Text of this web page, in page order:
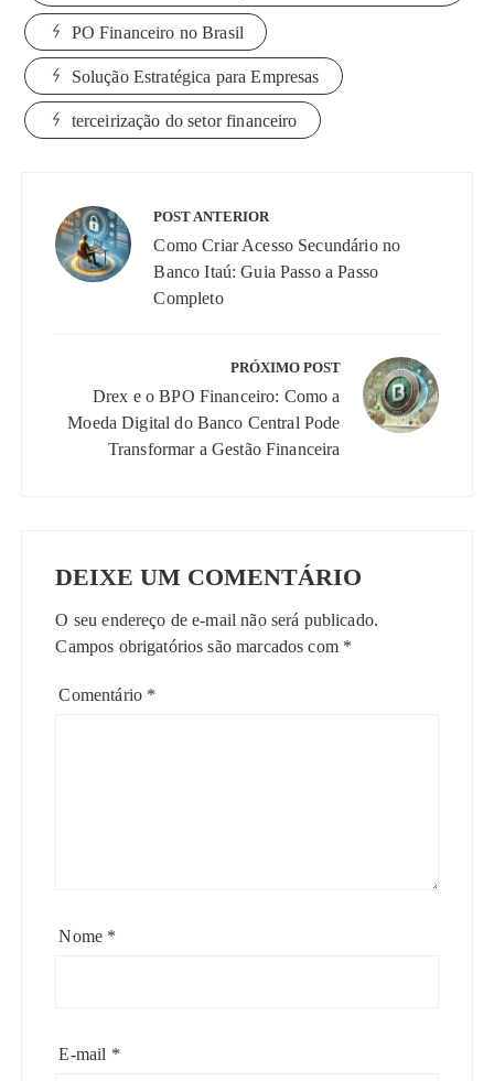
PO Financeiro no Brasil
Solução Estratégica para Empresas
terceirização do setor financeiro
Post
POST ANTERIOR
Como Criar Acesso Secundário no
Banco Itaú: Guia Passo a Passo
Completo
PRÓXIMO POST
Drex e o BPO Financeiro: Como a
Moeda Digital do Banco Central Pode
Transformar a Gestão Financeira
DEIXE UM COMENTÁRIO
O seu endereço de e-mail não será publicado.
Campos obrigatórios são marcados com *
Comentário *
Nome *
E-mail *